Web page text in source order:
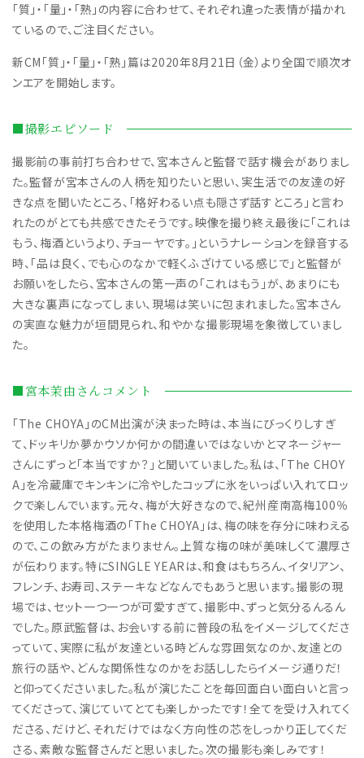
「質」・「量」・「熟」の内容に合わせて、それぞれ違った表情が描かれ
ているので、ご注目ください。
新CM「質」・「量」・「熟」篇は2020年8月21日（金）より全国で順次オ
ンエアを開始します。
■撮影エピソード
撮影前の事前打ち合わせで、宮本さんと監督で話す機会がありまし
た。監督が宮本さんの人柄を知りたいと思い、実生活での友達の好
きな点を聞いたところ、「格好わるい点も隠さず話すところ」と言わ
れたのがとても共感できたそうです。映像を撮り終え最後に「これは
もう、梅酒というより、チョーヤです。」というナレーションを録音する
時、「品は良く、でも心のなかで軽くふざけている感じで」と監督が
お願いをしたら、宮本さんの第一声の「これはもう」が、あまりにも
大きな裏声になってしまい、現場は笑いに包まれました。宮本さん
の実直な魅力が垣間見られ、和やかな撮影現場を象徴していまし
た。
■宮本茉由さんコメント
「The CHOYA」のCM出演が決まった時は、本当にびっくりしすぎ
て、ドッキリか夢かウソか何かの間違いではないかとマネージャー
さんにずっと「本当ですか？」と聞いていました。私は、「The CHOY
A」を冷蔵庫でキンキンに冷やしたコップに氷をいっぱい入れてロッ
クで楽しんでいます。元々、梅が大好きなので、紀州産南高梅100％
を使用した本格梅酒の「The CHOYA」は、梅の味を存分に味わえる
ので、この飲み方がたまりません。上質な梅の味が美味しくて濃厚さ
が伝わります。特にSINGLE YEARは、和食はもちろん、イタリアン、
フレンチ、お寿司、ステーキなどなんでもあうと思います。撮影の現
場では、セット一つ一つが可愛すぎて、撮影中、ずっと気分るんるん
でした。原武監督は、お会いする前に普段の私をイメージしてくださ
っていて、実際に私が友達といる時どんな雰囲気なのか、友達との
旅行の話や、どんな関係性なのかをお話ししたらイメージ通りだ！
と仰ってくださいました。私が演じたことを毎回面白い面白いと言っ
てくださって、演じていてとても楽しかったです！全てを受け入れてく
ださる、だけど、それだけではなく方向性の芯をしっかり正してくだ
さる、素敵な監督さんだと思いました。次の撮影も楽しみです！